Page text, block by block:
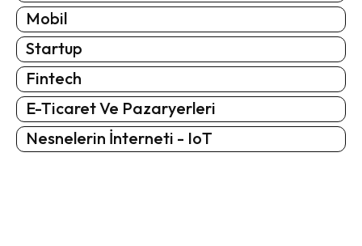
Mobil
Startup
Fintech
E-Ticaret Ve Pazaryerleri
Nesnelerin İnterneti - IoT